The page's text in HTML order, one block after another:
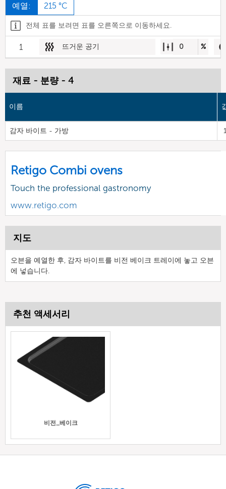
예열: 215 °C
전체 표를 보려면 표를 오른쪽으로 이동하세요.
1 뜨거운 공기 0 %
재료 - 분량 - 4
이름
감자 바이트 - 가방
Retigo Combi ovens
Touch the professional gastronomy
www.retigo.com
지도
오븐을 예열한 후, 감자 바이트를 비전 베이크 트레이에 놓고 오븐
에 넣습니다.
추천 액세서리
비전_베이크